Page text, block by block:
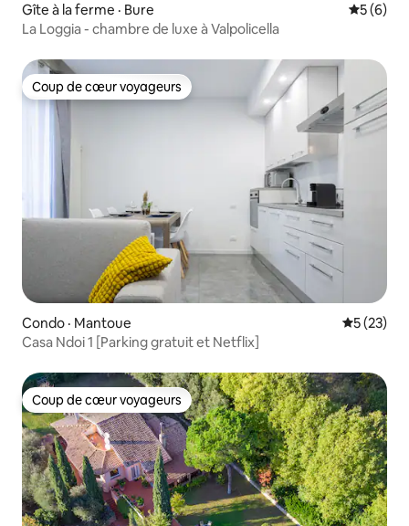
Gîte à la ferme · Bure Note
5 (6)
La Loggia - chambre de luxe à Valpolicella
Coup de cœur voyageurs
Coup de cœur voyageurs
Condo · Mantoue Note
5 (23)
Casa Ndoi 1 [Parking gratuit et Netflix]
Coup de cœur voyageurs
Coup de cœur voyageurs